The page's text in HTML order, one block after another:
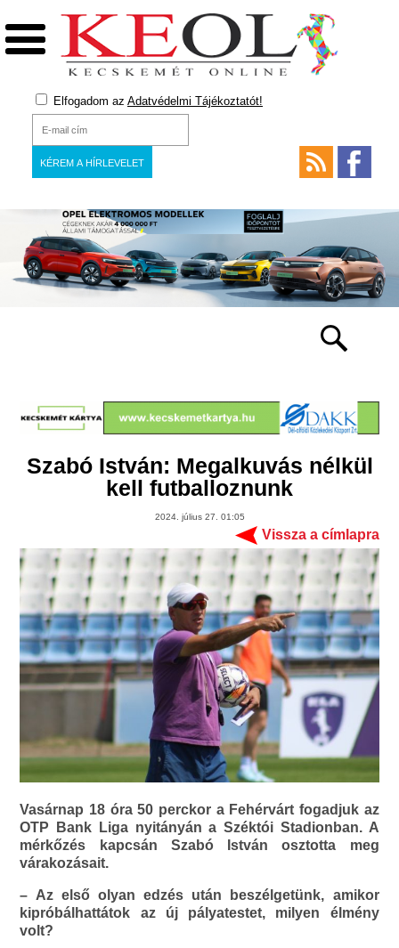
Elfogadom az Adatvédelmi Tájékoztatót!
Szabó István: Megalkuvás nélkül
kell futballoznunk
2024. július 27. 01:05
Vissza a címlapra
Vasárnap 18 óra 50 perckor a Fehérvárt fogadjuk az
OTP Bank Liga nyitányán a Széktói Stadionban. A
mérkőzés kapcsán Szabó István osztotta meg
várakozásait.
– Az első olyan edzés után beszélgetünk, amikor
kipróbálhattátok az új pályatestet, milyen élmény
volt?